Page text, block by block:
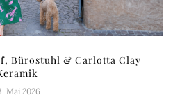
Bürostuhl & Carlotta Clay
Mai 2026